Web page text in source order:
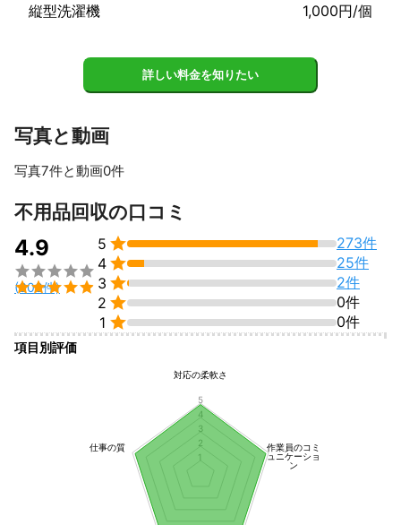
縦型洗濯機
1,000円/個
詳しい料金を知りたい
写真と動画
写真7件と動画0件
不用品回収の口コミ
4.9


(300件)
5 
273件
4 
25件
3 
2件
2 
0件
1  0件
項目別評価
対応の柔軟さ
作業員のコミ
ュニケーショ
ン
仕事の質
1
2
3
4
5